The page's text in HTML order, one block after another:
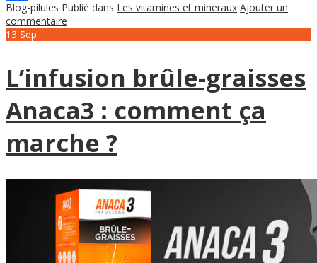
Partager
Blog-pilules Publié dans Les vitamines et mineraux Ajouter un
commentaire
13 Sep
L’infusion brûle-graisses
Anaca3 : comment ça
marche ?